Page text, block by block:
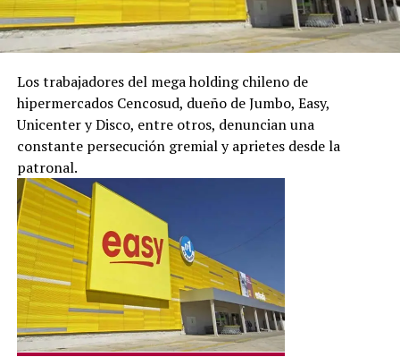
Los trabajadores del mega holding chileno de
hipermercados Cencosud, dueño de Jumbo, Easy,
Unicenter y Disco, entre otros, denuncian una
constante persecución gremial y aprietes desde la
patronal.